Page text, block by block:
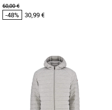
60,00 €
-48% 30,99 €
Vêtements pas cher et Promos
Depuis 1959 Ellesse se démarque par
une philosophie et un style uniques. Le
concept: du sportswear de [...]